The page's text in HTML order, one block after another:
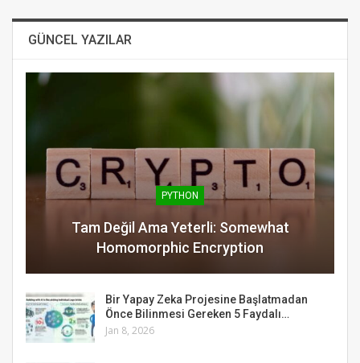
GÜNCEL YAZILAR
PYTHON
Tam Değil Ama Yeterli: Somewhat
Homomorphic Encryption
Bir Yapay Zeka Projesine Başlatmadan
Önce Bilinmesi Gereken 5 Faydalı…
Jan 8, 2026